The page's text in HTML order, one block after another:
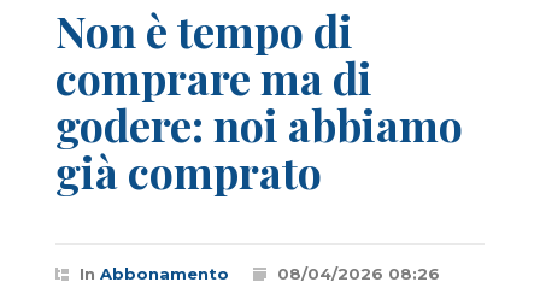
Non è tempo di
comprare ma di
godere: noi abbiamo
già comprato
In Abbonamento
08/04/2026 08:26